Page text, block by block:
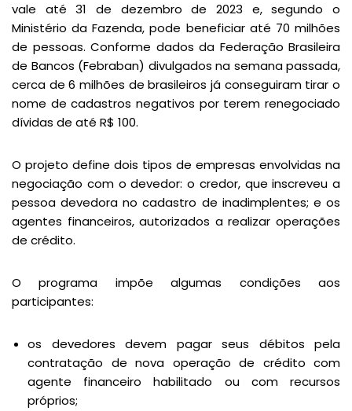
vale até 31 de dezembro de 2023 e, segundo o
Ministério da Fazenda, pode beneficiar até 70 milhões
de pessoas. Conforme dados da Federação Brasileira
de Bancos (Febraban) divulgados na semana passada,
cerca de 6 milhões de brasileiros já conseguiram tirar o
nome de cadastros negativos por terem renegociado
dívidas de até R$ 100.
O projeto define dois tipos de empresas envolvidas na
negociação com o devedor: o credor, que inscreveu a
pessoa devedora no cadastro de inadimplentes; e os
agentes financeiros, autorizados a realizar operações
de crédito.
O programa impõe algumas condições aos
participantes:
os devedores devem pagar seus débitos pela
contratação de nova operação de crédito com
agente financeiro habilitado ou com recursos
próprios;